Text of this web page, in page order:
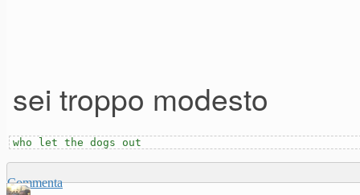
sei troppo modesto
who let the dogs out
Commenta